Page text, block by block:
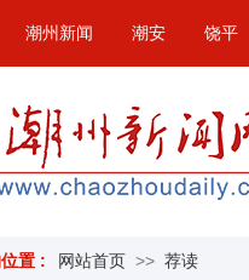
潮州新闻 潮安 饶平
置 : 网站首页 >> 荐读